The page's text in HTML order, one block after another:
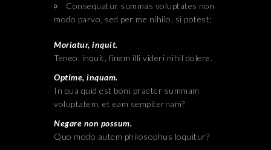
Consequatur summas voluptates non
modo parvo, sed per me nihilo, si potest;
Moriatur, inquit.
Teneo, inquit, finem illi videri nihil dolere.
Optime, inquam.
In qua quid est boni praeter summam
voluptatem, et eam sempiternam?
Negare non possum.
Quo modo autem philosophus loquitur?